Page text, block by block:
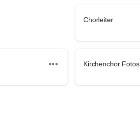
Chorleiter
Kirchenchor Fotos